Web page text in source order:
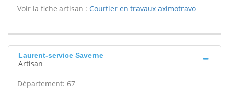
Voir la fiche artisan : Courtier en travaux aximotravo
Laurent-service Saverne
Artisan
Département: 67